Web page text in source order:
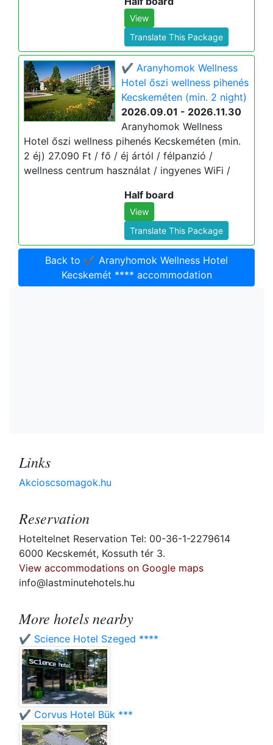
View
Translate This Package
✔️ Aranyhomok Wellness
Hotel őszi wellness pihenés
Kecskeméten (min. 2 night)
2026.09.01 - 2026.11.30
Aranyhomok Wellness
Hotel őszi wellness pihenés Kecskeméten (min.
2 éj) 27.090 Ft / fő / éj ártól / félpanzió /
wellness centrum használat / ingyenes WiFi /
Half board
View
Translate This Package
Back to ✔️ Aranyhomok Wellness Hotel
Kecskemét **** accommodation
Links
Akcioscsomagok.hu
Reservation
Hoteltelnet Reservation Tel: 00-36-1-2279614
6000 Kecskemét, Kossuth tér 3.
View accommodations on Google maps
info@lastminutehotels.hu
More hotels nearby
✔️ Science Hotel Szeged ****
✔️ Corvus Hotel Bük ***